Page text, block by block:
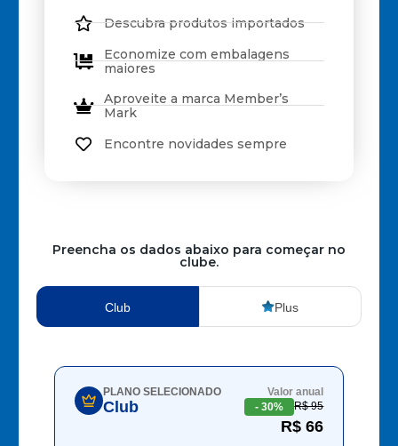
Descubra produtos importados
Economize com embalagens
maiores
Aproveite a marca Member’s
Mark
Encontre novidades sempre
Preencha os dados abaixo para começar no
clube.
Club Plus
PLANO SELECIONADO
Club
Valor anual
- 30%
R$ 95
R$ 66